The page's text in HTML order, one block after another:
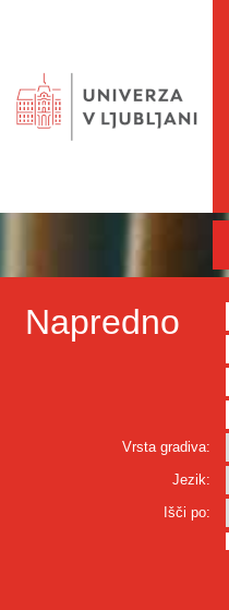
Napredno
Vrsta gradiva:
Jezik:
Išči po: